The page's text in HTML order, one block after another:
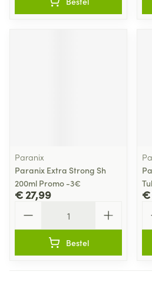
Paranix
Paranix Extra Strong Sh
200ml Promo -3€
€ 27,99
Bestel
€